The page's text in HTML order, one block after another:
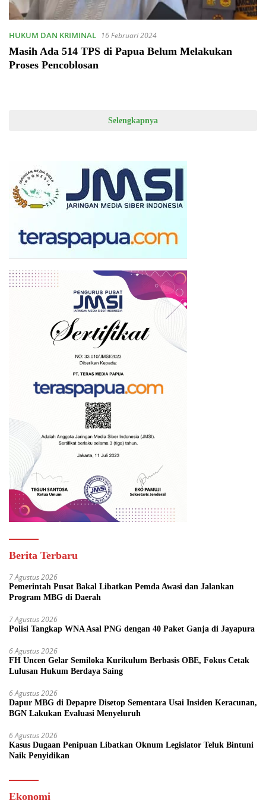
HUKUM DAN KRIMINAL 16 Februari 2024
Masih Ada 514 TPS di Papua Belum Melakukan
Proses Pencoblosan
Selengkapnya
Berita Terbaru
7 Agustus 2026
Pemerintah Pusat Bakal Libatkan Pemda Awasi dan Jalankan
Program MBG di Daerah
7 Agustus 2026
Polisi Tangkap WNA Asal PNG dengan 40 Paket Ganja di Jayapura
6 Agustus 2026
FH Uncen Gelar Semiloka Kurikulum Berbasis OBE, Fokus Cetak
Lulusan Hukum Berdaya Saing
6 Agustus 2026
Dapur MBG di Depapre Disetop Sementara Usai Insiden Keracunan,
BGN Lakukan Evaluasi Menyeluruh
6 Agustus 2026
Kasus Dugaan Penipuan Libatkan Oknum Legislator Teluk Bintuni
Naik Penyidikan
Ekonomi